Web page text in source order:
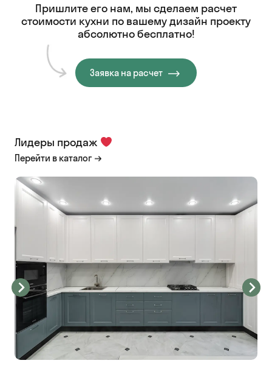
Пришлите его нам, мы сделаем расчет
стоимости кухни по вашему дизайн проекту
абсолютно бесплатно!
Заявка на расчет
Лидеры продаж
Перейти в каталог